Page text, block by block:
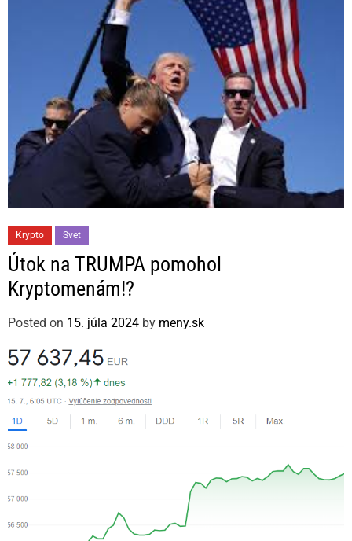
a
t
e
o
r
Krypto Svet
Útok na TRUMPA pomohol
Kryptomenám!?
Posted on 15. júla 2024 by meny.sk